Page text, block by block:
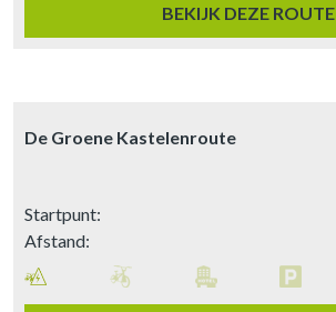
BEKIJK DEZE ROUTE
De Groene Kastelenroute
Startpunt:
Afstand: